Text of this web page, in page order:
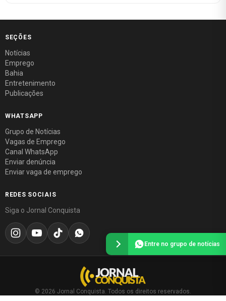
SEÇÕES
Notícias
Emprego
Bahia
Entretenimento
Publicações
WHATSAPP
Grupo de Notícias
Vagas de Emprego
Canal WhatsApp
Enviar denúncia
Enviar vaga de emprego
REDES SOCIAIS
Siga o Jornal Conquista
© 2026 Jornal Conquista. Todos os direitos reservados.
Entre no grupo de notícias